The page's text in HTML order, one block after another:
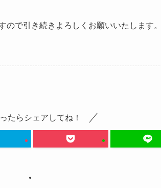
で引き続きよろしくお願いいたします。
たらシェアしてね！